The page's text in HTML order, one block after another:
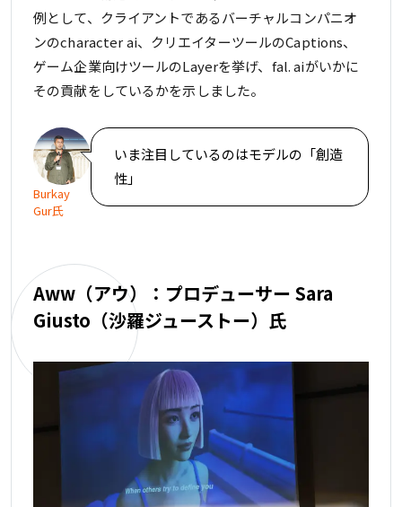
例として、クライアントであるバーチャルコンパニオ
ンのcharacter ai、クリエイターツールのCaptions、
ゲーム企業向けツールのLayerを挙げ、fal. aiがいかに
その貢献をしているかを示しました。
Burkay
Gur氏
いま注目しているのはモデルの「創造
性」
Aww（アウ）：プロデューサー Sara
Giusto（沙羅ジューストー）氏